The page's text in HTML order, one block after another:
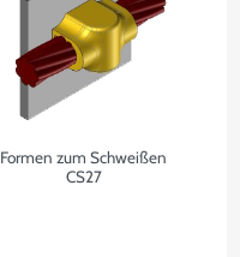
Formen zum Schweißen
CS27